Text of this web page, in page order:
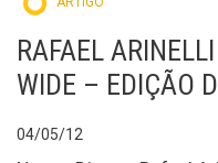
RAFAEL
WIDE – EDIÇÃO
04/05/12